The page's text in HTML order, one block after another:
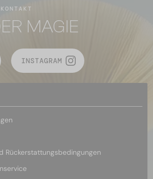
MAGIE
INSTAGRAM
Rückerstattungsbedingungen